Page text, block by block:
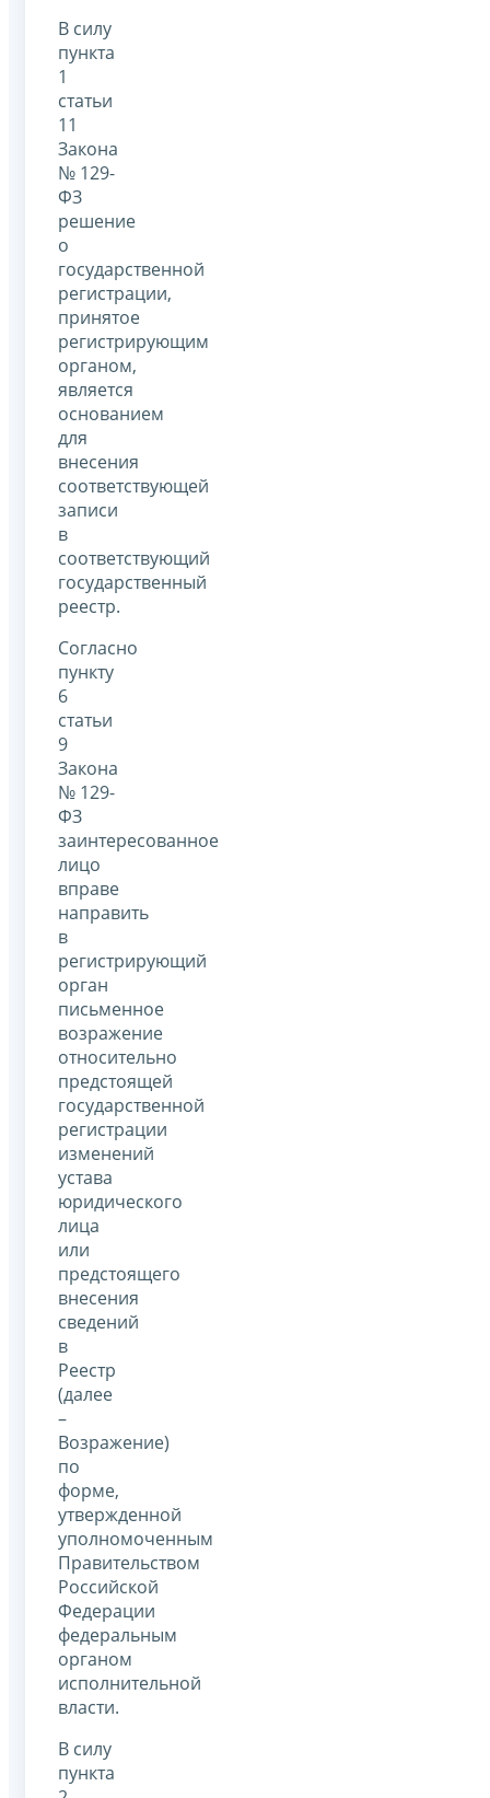
В силу
пункта
1
статьи
11
Закона
№ 129-
ФЗ
решение
о
государственной
регистрации,
принятое
регистрирующим
органом,
является
основанием
для
внесения
соответствующей
записи
в
соответствующий
государственный
реестр.
Согласно
пункту
6
статьи
9
Закона
№ 129-
ФЗ
заинтересованное
лицо
вправе
направить
в
регистрирующий
орган
письменное
возражение
относительно
предстоящей
государственной
регистрации
изменений
устава
юридического
лица
или
предстоящего
внесения
сведений
в
Реестр
(далее
–
Возражение)
по
форме,
утвержденной
уполномоченным
Правительством
Российской
Федерации
федеральным
органом
исполнительной
власти.
В силу
пункта